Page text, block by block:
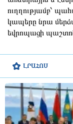
ԼՐԱՀՈՍ
ուղղությամբ՝
կապերը նրա
եվրոպացի